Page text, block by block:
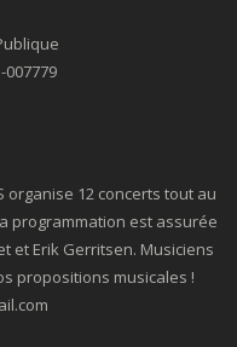
007779
organise 12 concerts tout au
programmation est assurée
et Erik Gerritsen. Musiciens
propositions musicales !